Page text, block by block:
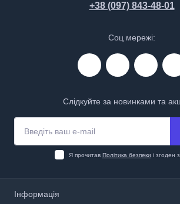
+38 (097) 843-48-01
Соц мережі:
Слідкуйте за новинками та
Я прочитав Політика безпеки і згоден
Інформація